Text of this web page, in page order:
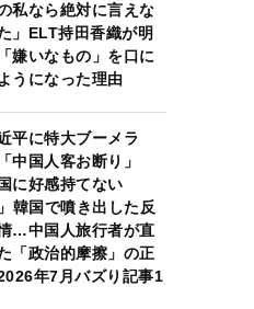
の私なら絶対に言えな
」ELT持田香織が明
嫌いなもの」を口に
うになった理由
近平に特大ブーメラ
中国人客お断り」
国に好感持てない
韓国で噴き出した反
…中国人旅行者が直
「政治的摩擦」の正
年7月バズり記事1